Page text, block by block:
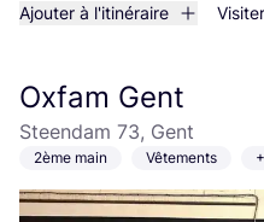
Ajouter à l'itinéraire
Oxfam Gent
Steendam 73, Gent
2ème main Vêtements